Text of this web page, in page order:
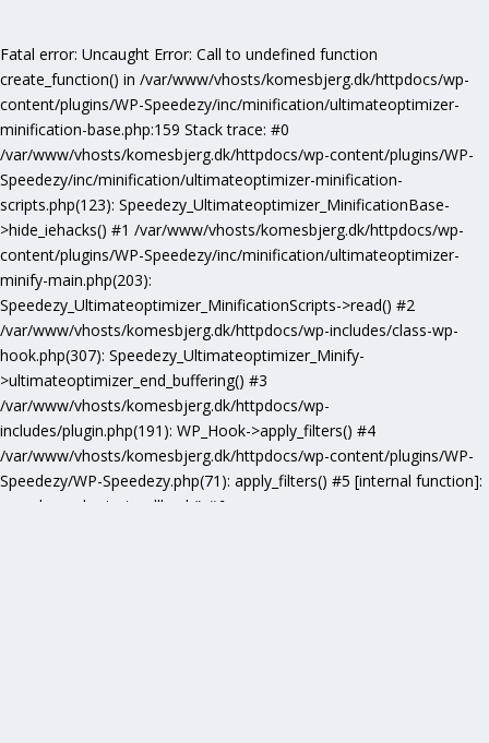
Fatal error: Uncaught Error: Call to undefined function
create_function() in /var/www/vhosts/komesbjerg.dk/httpdocs/wp-
content/plugins/WP-Speedezy/inc/minification/ultimateoptimizer-
minification-base.php:159 Stack trace: #0
/var/www/vhosts/komesbjerg.dk/httpdocs/wp-content/plugins/WP-
Speedezy/inc/minification/ultimateoptimizer-minification-
scripts.php(123): Speedezy_Ultimateoptimizer_MinificationBase-
>hide_iehacks() #1 /var/www/vhosts/komesbjerg.dk/httpdocs/wp-
content/plugins/WP-Speedezy/inc/minification/ultimateoptimizer-
minify-main.php(203):
Speedezy_Ultimateoptimizer_MinificationScripts->read() #2
/var/www/vhosts/komesbjerg.dk/httpdocs/wp-includes/class-wp-
hook.php(307): Speedezy_Ultimateoptimizer_Minify-
>ultimateoptimizer_end_buffering() #3
/var/www/vhosts/komesbjerg.dk/httpdocs/wp-
includes/plugin.php(191): WP_Hook->apply_filters() #4
/var/www/vhosts/komesbjerg.dk/httpdocs/wp-content/plugins/WP-
Speedezy/WP-Speedezy.php(71): apply_filters() #5 [internal function]:
speedezy_ob_start_callback() #6